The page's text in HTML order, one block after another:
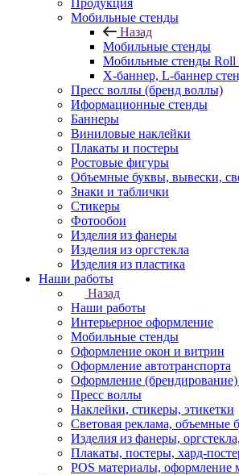
Продукция
Мобильные стенды
Назад
Мобильные стенды
Мобильные стенды Roll
Х-баннер, L-баннер
Пресс воллы (бренд воллы)
Иформационные стенды
Баннеры
Виниловые наклейки
Плакаты и постеры
Ростовые фигуры
Объемные буквы, вывески,
Знаки и таблички
Стикеры
Фотообои
Изделия из фанеры
Изделия из оргстекла
Изделия из пластика
Наши работы
Назад
Наши работы
Интерьерное оформление
Мобильные стенды
Оформление окон и витрин
Оформление автотранспорта
Оформление (брендирование)
Пресс воллы
Наклейки, стикеры, этикетки
Световая реклама, объемные
Изделия из фанеры,
Плакаты, постеры, хард-
POS материалы, оформление